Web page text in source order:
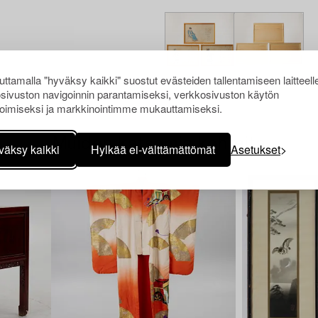
"hyväksy kaikki" suostut evästeiden tallentamiseen
navigoinnin parantamiseksi, verkkosivuston käytön
ja markkinointimme mukauttamiseksi.
kaikki Hylkää ei-välttämättömät Asetukset
Muiden katsomia kohteita